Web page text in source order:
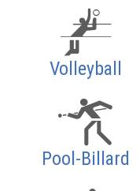
Volleyball
Pool-Billard